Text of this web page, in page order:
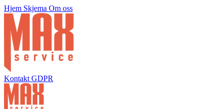
Hjem Skjema Om oss
Kontakt GDPR